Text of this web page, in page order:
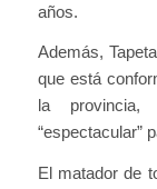
años.
Además,
que está
la provincia,
“espectacular”
El matador de